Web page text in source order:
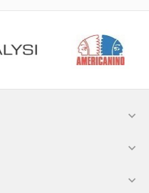


